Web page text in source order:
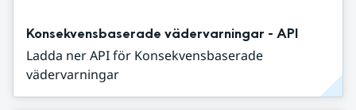
Konsekvensbaserade vädervarningar - API
Ladda ner API för Konsekvensbaserade
vädervarningar